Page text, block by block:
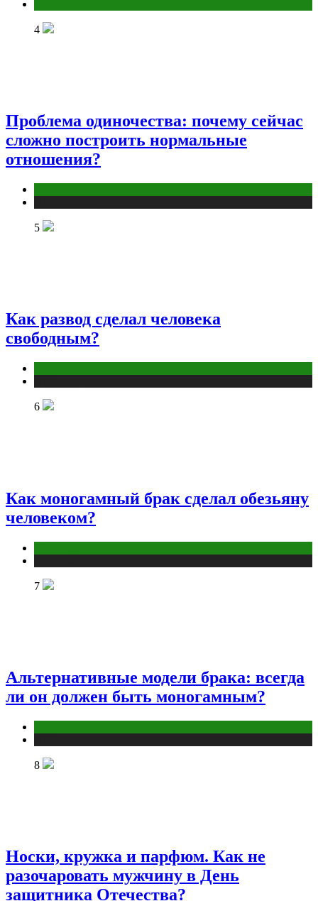
4
Проблема одиночества: почему сейчас
сложно построить нормальные
отношения?
5
Как развод сделал человека
свободным?
6
Как моногамный брак сделал обезьяну
человеком?
7
Альтернативные модели брака: всегда
ли он должен быть моногамным?
8
Носки, кружка и парфюм. Как не
разочаровать мужчину в День
защитника Отечества?